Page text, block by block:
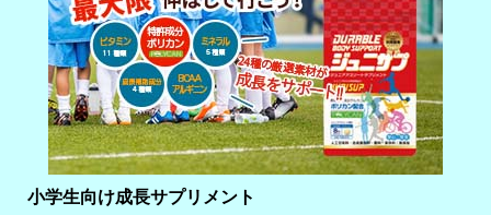
小学生向け成長サプリメント